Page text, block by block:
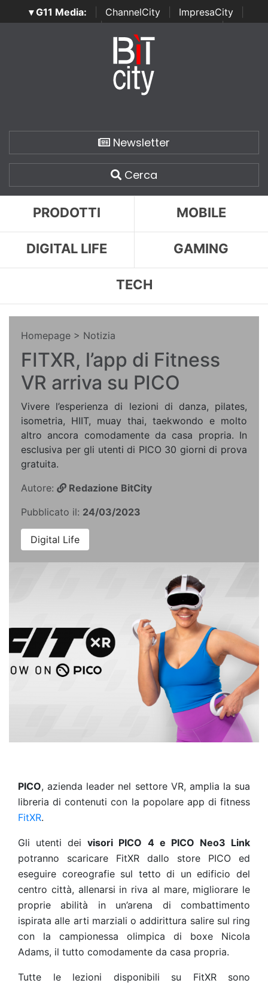
▾ G11 Media: ChannelCity ImpresaCity
SecurityOpenLab | Italian Channel Awards | Italian
Italian Security Awards
Newsletter
Cerca
PRODOTTI MOBILE
DIGITAL LIFE GAMING
TECH
Homepage > Notizia
FITXR, l’app di Fitness
VR arriva su PICO
Vivere l’esperienza di lezioni di danza, pilates,
isometria, HIIT, muay thai, taekwondo e molto
altro ancora comodamente da casa propria. In
esclusiva per gli utenti di PICO 30 giorni di prova
gratuita.
Autore:
Redazione BitCity
Pubblicato il: 24/03/2023
Digital Life
PICO, azienda leader nel settore VR, amplia la sua
libreria di contenuti con la popolare app di fitness
FitXR.
Gli utenti deivisori PICO 4 e PICO Neo3 Link
potranno scaricare FitXR dallo store PICO ed
eseguire coreografie sul tetto di un edificio del
centro città, allenarsi in riva al mare, migliorare le
proprie abilità in un’arena di combattimento
ispirata alle arti marziali o addirittura salire sul ring
con la campionessa olimpica di boxe Nicola
Adams, il tutto comodamente da casa propria.
Tutte le lezioni disponibili su FitXR sono